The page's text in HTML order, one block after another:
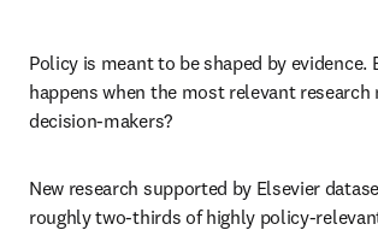
Policy is meant to be shaped by evidence.
happens when the most relevant research
decision-makers?
New research supported by Elsevier
roughly two-thirds of highly policy-